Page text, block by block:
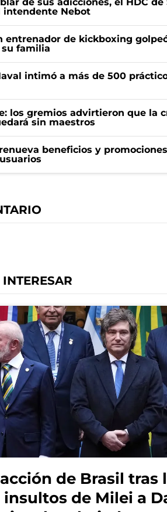
intendente Nebot
entrenador de kickboxing
familia
intimó a más de 500
los gremios advirtieron que la
sin maestros
beneficios y
de Brasil tras
de Milei a